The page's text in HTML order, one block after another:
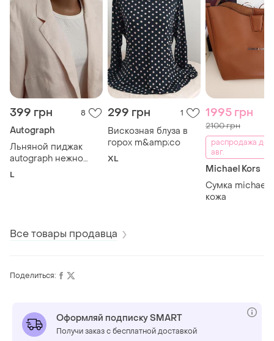
399 грн 8
Autograph
Льняной пиджак
autograph нежно
розовый
L
299 грн 1
Вискозная блуза в
горох m&amp;co
XL
1995 грн
2100 грн
распродажа до
авг.
Michael Kors
Сумка michael
кожа
Все товары продавца
Поделиться:
Оформляй подписку SMART
Получи заказ с бесплатной доставкой